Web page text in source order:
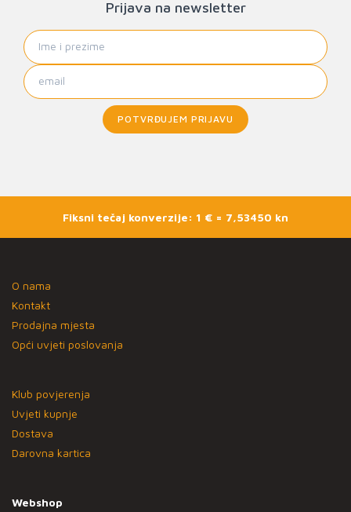
Prijava na newsletter
POTVRĐUJEM PRIJAVU
Fiksni tečaj konverzije: 1 € = 7,53450 kn
O nama
Kontakt
Prodajna mjesta
Opći uvjeti poslovanja
Klub povjerenja
Uvjeti kupnje
Dostava
Darovna kartica
Webshop